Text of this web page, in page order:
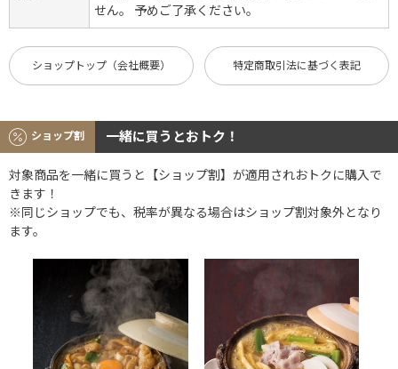
せん。 予めご了承ください。
ショップトップ（会社概要） 特定商取引法に基づく表記
ショップ割 一緒に買うとおトク！
対象商品を一緒に買うと【ショップ割】が適用されおトクに購入で
きます！
※同じショップでも、税率が異なる場合はショップ割対象外となり
ます。